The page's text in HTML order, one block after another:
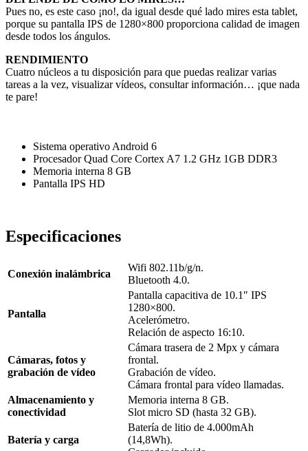
Pues no, es este caso ¡no!, da igual desde qué lado mires esta tablet,
porque su pantalla IPS de 1280×800 proporciona calidad de imagen
desde todos los ángulos.
RENDIMIENTO
Cuatro núcleos a tu disposición para que puedas realizar varias
tareas a la vez, visualizar vídeos, consultar información… ¡que nada
te pare!
Sistema operativo Android 6
Procesador Quad Core Cortex A7 1.2 GHz 1GB DDR3
Memoria interna 8 GB
Pantalla IPS HD
Especificaciones
Conexión inalámbrica
Wifi 802.11b/g/n.
Bluetooth 4.0.
Pantalla
Pantalla capacitiva de 10.1″ IPS
1280×800.
Acelerómetro.
Relación de aspecto 16:10.
Cámaras, fotos y
grabación de vídeo
Cámara trasera de 2 Mpx y cámara
frontal.
Grabación de vídeo.
Cámara frontal para vídeo llamadas.
Almacenamiento y
conectividad
Memoria interna 8 GB.
Slot micro SD (hasta 32 GB).
Batería y carga
Batería de litio de 4.000mAh
(14,8Wh).